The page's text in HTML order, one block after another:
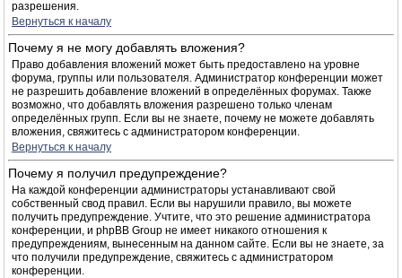
разрешения.
Вернуться к началу
Почему я не могу добавлять вложения?
Право добавления вложений может быть предоставлено на уровне
форума, группы или пользователя. Администратор конференции может
не разрешить добавление вложений в определённых форумах. Также
возможно, что добавлять вложения разрешено только членам
определённых групп. Если вы не знаете, почему не можете добавлять
вложения, свяжитесь с администратором конференции.
Вернуться к началу
Почему я получил предупреждение?
На каждой конференции администраторы устанавливают свой
собственный свод правил. Если вы нарушили правило, вы можете
получить предупреждение. Учтите, что это решение администратора
конференции, и phpBB Group не имеет никакого отношения к
предупреждениям, вынесенным на данном сайте. Если вы не знаете, за
что получили предупреждение, свяжитесь с администратором
конференции.